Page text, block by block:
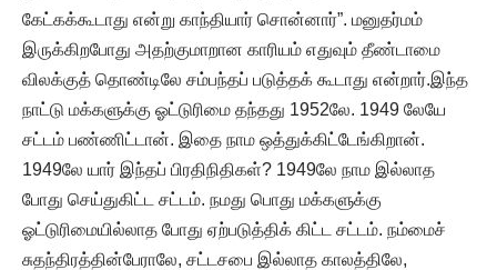
கேட்கக்கூடாது என்று காந்தியார் சொன்னார்”. மனுதர்மம்
இருக்கிறபோது அதற்குமாறான காரியம் எதுவும் தீண்டாமை
விலக்குத் தொண்டிலே சம்பந்தப் படுத்தக் கூடாது என்றார்.இந்த
நாட்டு மக்களுக்கு ஓட்டுரிமை தந்தது 1952லே. 1949 லேயே
சட்டம் பண்ணிட்டான். இதை நாம ஒத்துக்கிட்டேங்கிறான்.
1949லே யார் இந்தப் பிரதிநிதிகள்? 1949லே நாம இல்லாத
போது செய்துகிட்ட சட்டம். நமது பொது மக்களுக்கு
ஓட்டுரிமையில்லாத போது ஏற்படுத்திக் கிட்ட சட்டம். நம்மைச்
சுதந்திரத்தின்பேராலே, சட்டசபை இல்லாத காலத்திலே,